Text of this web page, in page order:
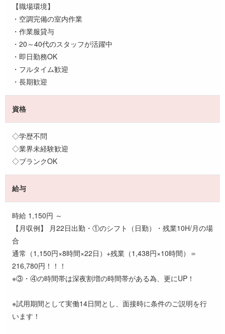
【職場環境】
・空調完備の室内作業
・作業服貸与
・20～40代のスタッフが活躍中
・即日勤務OK
・フルタイム歓迎
・長期歓迎
資格
◇学歴不問
◇業界未経験歓迎
◇ブランクOK
給与
時給 1,150円 ～
【月収例】 月22日出勤・①のシフト（日勤）・残業10H/月の場
合
通常（1,150円×8時間×22日）+残業（1,438円×10時間）＝
216,780円！！！
※③・④の時間帯は深夜割増の時間帯がある為、更にUP！
※試用期間として実働14日間とし、面接時に条件のご説明を行
います！